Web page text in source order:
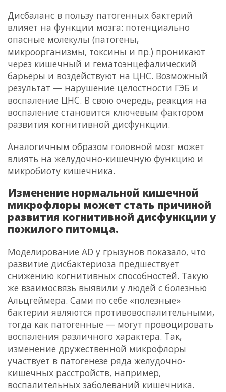
Дисбаланс в пользу патогенных бактерий
влияет на функции мозга: потенциально
опасные молекулы (патогены,
микроорганизмы, токсины и пр.) проникают
через кишечный и гематоэнцефалический
барьеры и воздействуют на ЦНС. Возможный
результат — нарушение целостности ГЭБ и
воспаление ЦНС. В свою очередь, реакция на
воспаление становится ключевым фактором
развития когнитивной дисфункции.
Аналогичным образом головной мозг может
влиять на желудочно-кишечную функцию и
микробиоту кишечника.
Изменение нормальной кишечной
микрофлоры может стать причиной
развития когнитивной дисфункции у
пожилого питомца.
Моделирование AD у грызунов показало, что
развитие дисбактериоза предшествует
снижению когнитивных способностей. Такую
же взаимосвязь выявили у людей с болезнью
Альцгеймера. Сами по себе «полезные»
бактерии являются противовоспалительными,
тогда как патогенные — могут провоцировать
воспаления различного характера. Так,
изменение дружественной микрофлоры
участвует в патогенезе ряда желудочно-
кишечных расстройств, например,
воспалительных заболеваний кишечника.